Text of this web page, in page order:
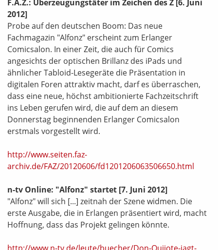
F.A.Z.: Überzeugungstäter im Zeichen des Z [6. Juni
2012]
Probe auf den deutschen Boom: Das neue
Fachmagazin "Alfonz" erscheint zum Erlanger
Comicsalon. In einer Zeit, die auch für Comics
angesichts der optischen Brillanz des iPads und
ähnlicher Tabloid-Lesegeräte die Präsentation in
digitalen Foren attraktiv macht, darf es überraschen,
dass eine neue, höchst ambitionierte Fachzeitschrift
ins Leben gerufen wird, die auf dem an diesem
Donnerstag beginnenden Erlanger Comicsalon
erstmals vorgestellt wird.
http://www.seiten.faz-
archiv.de/FAZ/20120606/fd1201206063506650.html
n-tv Online: "Alfonz" startet [7. Juni 2012]
"Alfonz" will sich [...] zeitnah der Szene widmen. Die
erste Ausgabe, die in Erlangen präsentiert wird, macht
Hoffnung, dass das Projekt gelingen könnte.